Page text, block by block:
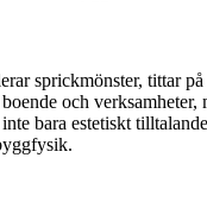
sprickmönster,
och
bara estetiskt